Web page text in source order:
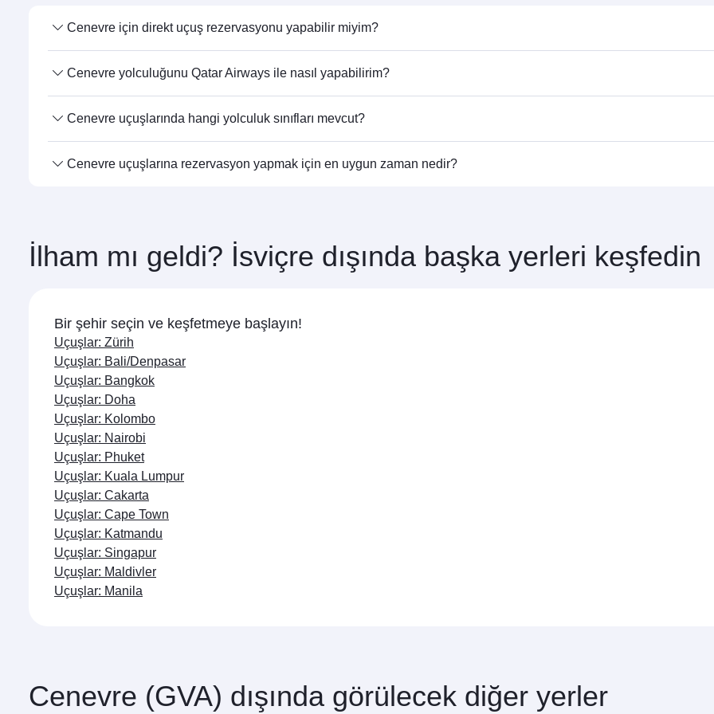
Cenevre için direkt uçuş rezervasyonu yapabilir miyim?
Evet, Qatar Airways Cenevre direkt uçuşlar düzenlemektedir. Uçuş saatlerini ve sefer sıklığını öğrenmek için ana
Cenevre yolculuğunu Qatar Airways ile nasıl yapabilirim?
Qatar Airways ile doğrudan Cenevre yönüne uçabilirsiniz. Doha üzerinden 150’den fazla destinasyona bağlanabilir,
Cenevre uçuşlarında hangi yolculuk sınıfları mevcut?
Seyahat sınıfı seçenekleri, güzergaha ve uçuşu gerçekleştiren havayolu şirketine göre değişiklik gösterir. Qatar
Cenevre uçuşlarına rezervasyon yapmak için en uygun zaman nedir?
İlham mı geldi? İsviçre dışında başka yerleri keşfedin
Bir şehir seçin ve keşfetmeye başlayın!
Uçuşlar: Zürih
Uçuşlar: Bali/Denpasar
Uçuşlar: Bangkok
Uçuşlar: Doha
Uçuşlar: Kolombo
Uçuşlar: Nairobi
Uçuşlar: Phuket
Uçuşlar: Kuala Lumpur
Uçuşlar: Cakarta
Uçuşlar: Cape Town
Uçuşlar: Katmandu
Uçuşlar: Singapur
Uçuşlar: Maldivler
Uçuşlar: Manila
Cenevre (GVA) dışında görülecek diğer yerler